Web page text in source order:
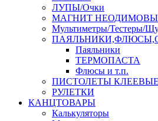
ЛУПЫ/Очки
МАГНИТ
Мультиметры/Тестеры/
Паяльники
ТЕРМОПАСТА
Флюсы и т.п.
ПИСТОЛЕТЫ КЛЕЕВЫЕ
РУЛЕТКИ
КАНЦТОВАРЫ
Калькуляторы